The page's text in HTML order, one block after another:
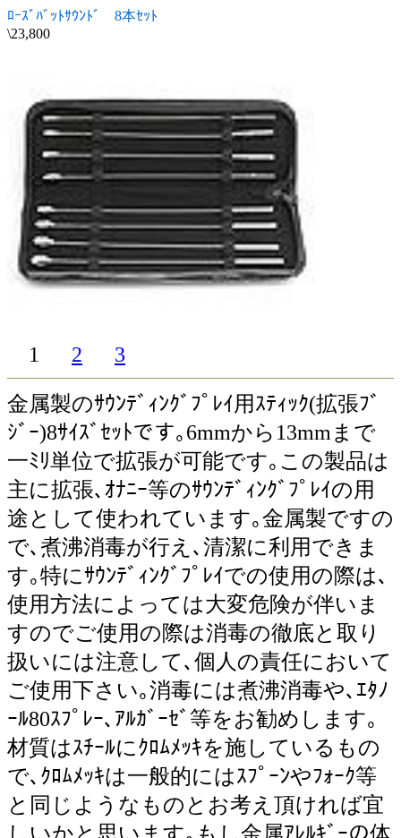
ﾛｰｽﾞﾊﾞｯﾄｻｳﾝﾄﾞ 8本ｾｯﾄ
\23,800
1 2 3
金属製のｻｳﾝﾃﾞｨﾝｸﾞﾌﾟﾚｲ用ｽﾃｨｯｸ(拡張ﾌﾞ
ｼﾞｰ)8ｻｲｽﾞｾｯﾄです｡6mmから13mmまで
一ﾐﾘ単位で拡張が可能です｡この製品は
主に拡張､ｵﾅﾆｰ等のｻｳﾝﾃﾞｨﾝｸﾞﾌﾟﾚｲの用
途として使われています｡金属製ですの
で､煮沸消毒が行え､清潔に利用できま
す｡特にｻｳﾝﾃﾞｨﾝｸﾞﾌﾟﾚｲでの使用の際は､
使用方法によっては大変危険が伴いま
すのでご使用の際は消毒の徹底と取り
扱いには注意して､個人の責任において
ご使用下さい｡消毒には煮沸消毒や､ｴﾀﾉ
ｰﾙ80ｽﾌﾟﾚｰ､ｱﾙｶﾞｰｾﾞ等をお勧めします｡
材質はｽﾁｰﾙにｸﾛﾑﾒｯｷを施しているもの
で､ｸﾛﾑﾒｯｷは一般的にはｽﾌﾟｰﾝやﾌｫｰｸ等
と同じようなものとお考え頂ければ宜